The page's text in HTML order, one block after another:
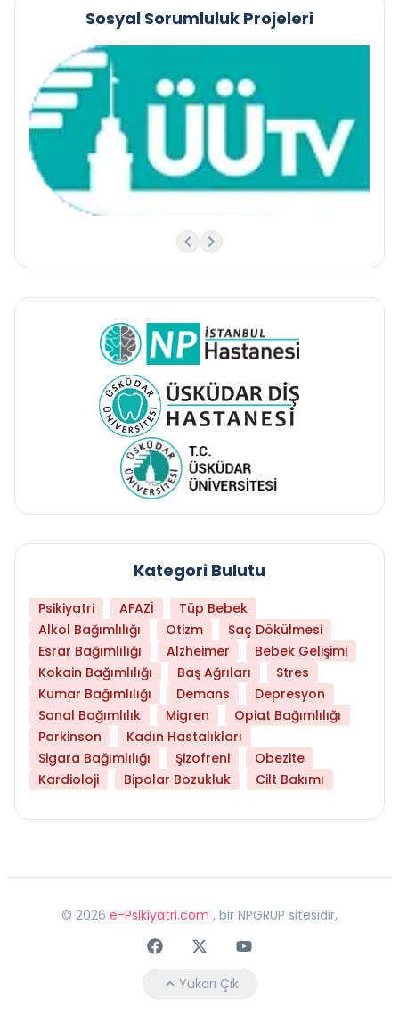
Sosyal Sorumluluk Projeleri
Kategori Bulutu
Psikiyatri AFAZİ
Tüp Bebek
Alkol Bağımlılığı
Otizm
Saç Dökülmesi
Esrar Bağımlılığı
Alzheimer
Bebek Gelişimi
Kokain Bağımlılığı
Baş Ağrıları
Stres
Kumar Bağımlılığı
Demans
Depresyon
Sanal Bağımlılık
Migren
Opiat Bağımlılığı
Parkinson
Kadın Hastalıkları
Sigara Bağımlılığı
Şizofreni
Obezite
Kardioloji
Bipolar Bozukluk Cilt Bakımı
© 2026 e-Psikiyatri.com , bir NPGRUP sitesidir,
FaceebokTwitterYoutube
Yukarı Çık